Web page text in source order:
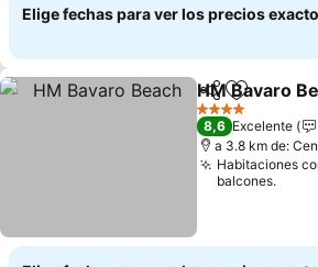
Elige fechas para ver los precios
Compartir
Agregar
HM Bavaro
4 Estrellas
8,6 Excelente
a 3.8 km de:
Habitaciones
balcones.